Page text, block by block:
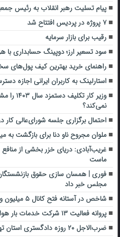
پیام تسلیت رهبر انقلاب به رئیس
۷ پروژه در پردیس افتتاح شد
رقیب برای بازار سرمایه
سود تسعیر ارز؛ دوپینگ حسابداری با
راهنمای خرید بهترین کیف پول‌های
استارلینک به کاربران ایرانی اجازه
وزیر کار
نمی‌کند؟
احتمال برگزاری جلسه شورای‌عالی کار
ملوان مجروح ناو دنا برای بازگشت به
غریب‌آبادی: دریای خزر بخشی از
ماست
فوری | همسان سازی حقوق
مجلس خبر داد
شاخص در آستانه فتح کانال ۵ میلیون واحدی/ رشد بورس ادامه دارد؟
پروانه فعالیت ۱۳ شرکت خدمات بار هوایی به مدت ۳ ماه تعلیق شد
ضرب‌الاجل ۲۰ روزه دادگستری استان تهران برای دستگیری متهمان متواری